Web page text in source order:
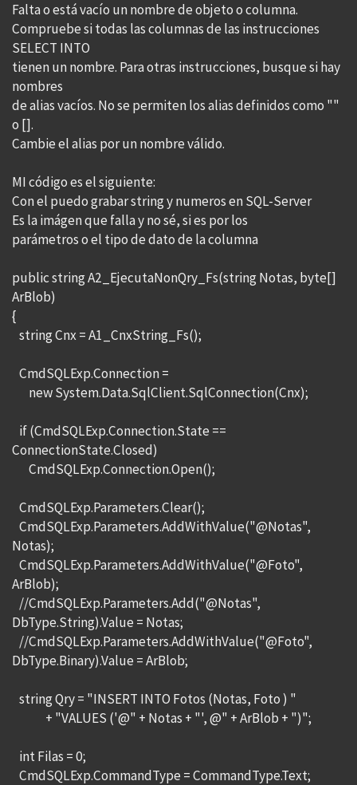
Falta o está vacío un nombre de objeto o columna.
Compruebe si todas las columnas de las instrucciones
SELECT INTO
tienen un nombre. Para otras instrucciones, busque si hay
nombres
de alias vacíos. No se permiten los alias definidos como ""
o [].
Cambie el alias por un nombre válido.
MI código es el siguiente:
Con el puedo grabar string y numeros en SQL-Server
Es la imágen que falla y no sé, si es por los
parámetros o el tipo de dato de la columna
public string A2_EjecutaNonQry_Fs(string Notas, byte[]
ArBlob)
{
string Cnx = A1_CnxString_Fs();
CmdSQLExp.Connection =
new System.Data.SqlClient.SqlConnection(Cnx);
if (CmdSQLExp.Connection.State ==
ConnectionState.Closed)
CmdSQLExp.Connection.Open();
CmdSQLExp.Parameters.Clear();
CmdSQLExp.Parameters.AddWithValue("@Notas",
Notas);
CmdSQLExp.Parameters.AddWithValue("@Foto",
ArBlob);
//CmdSQLExp.Parameters.Add("@Notas",
DbType.String).Value = Notas;
//CmdSQLExp.Parameters.AddWithValue("@Foto",
DbType.Binary).Value = ArBlob;
string Qry = "INSERT INTO Fotos (Notas, Foto ) "
+ "VALUES ('@" + Notas + "', @" + ArBlob + ")";
int Filas = 0;
CmdSQLExp.CommandType = CommandType.Text;